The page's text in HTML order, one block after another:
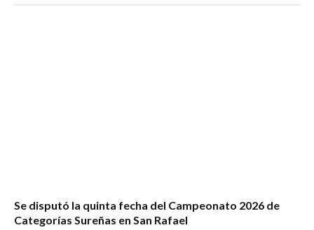
Se disputó la quinta fecha del Campeonato 2026 de
Categorías Sureñas en San Rafael